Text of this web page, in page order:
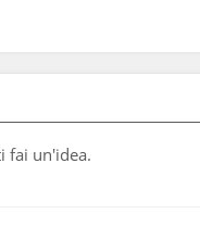
fai un'idea.